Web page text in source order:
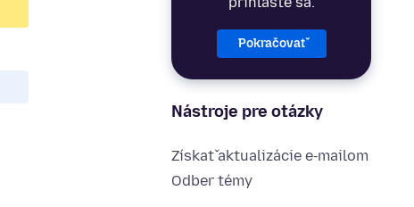
Pokračovať
Nástroje pre otázky
Získať aktualizácie e‑mailom
Odber témy